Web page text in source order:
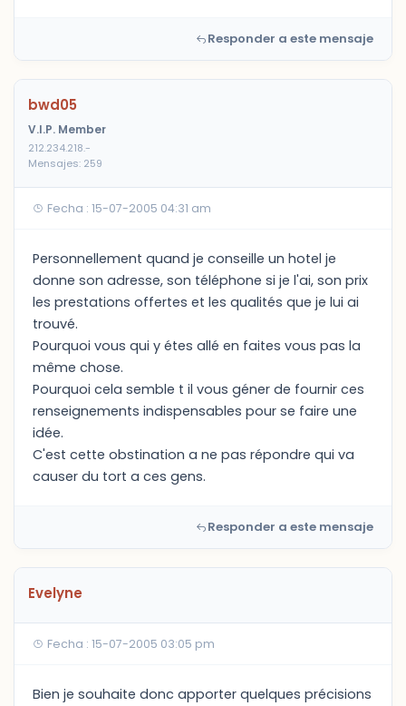
Responder a este mensaje
bwd05
V.I.P. Member
212.234.218.-
Mensajes: 259
Fecha : 15-07-2005 04:31 am
Personnellement quand je conseille un hotel je
donne son adresse, son téléphone si je l'ai, son prix
les prestations offertes et les qualités que je lui ai
trouvé.
Pourquoi vous qui y étes allé en faites vous pas la
même chose.
Pourquoi cela semble t il vous géner de fournir ces
renseignements indispensables pour se faire une
idée.
C'est cette obstination a ne pas répondre qui va
causer du tort a ces gens.
Responder a este mensaje
Evelyne
Fecha : 15-07-2005 03:05 pm
Bien je souhaite donc apporter quelques précisions